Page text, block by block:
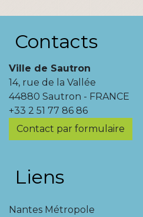
Contacts
Ville de Sautron
14, rue de la Vallée
44880 Sautron - FRANCE
+33 2 51 77 86 86
Contact par formulaire
Liens
Nantes Métropole